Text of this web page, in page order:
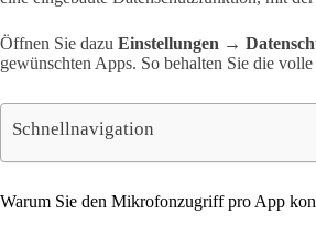
Öffnen Sie dazu Einstellungen →
gewünschten Apps. So behalten Sie die
Schnellnavigation
Warum Sie den Mikrofonzugriff pro App